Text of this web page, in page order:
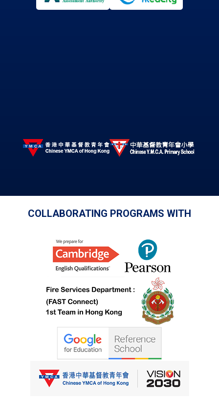
COLLABORATING PROGRAMS WITH